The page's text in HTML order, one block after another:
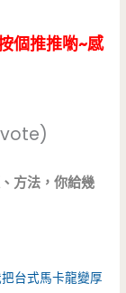
個推推喲~感
方法，你給幾
台式馬卡龍變厚